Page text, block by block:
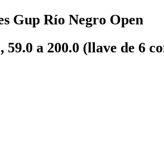
Gup Río Negro Open
a 200.0 (llave de 6